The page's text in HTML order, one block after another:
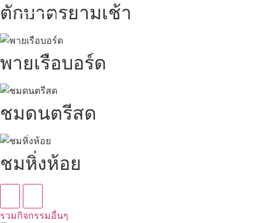
ตักบาตรยามเช้า
พายเรือบอร์ด
ชมดนตรีสด
ชมหิ่งห้อย
รวมกิจกรรมอื่นๆ
ดูทั้งหมด